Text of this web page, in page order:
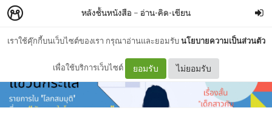
เราใช้คุ๊กกี้บนเว็บไซต์ของเรา กรุณาอ่านและยอมรับนโยบายความเป็นส่วนตัว
เพื่อใช้บริการเว็บไซต์ ยอมรับ ไม่ยอมรับ
หลังชั้นหนังสือ – อ่าน-คิด-เขียน